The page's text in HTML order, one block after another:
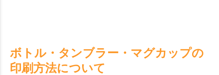
ボトル・タンブラー・マグカップの
印刷方法について